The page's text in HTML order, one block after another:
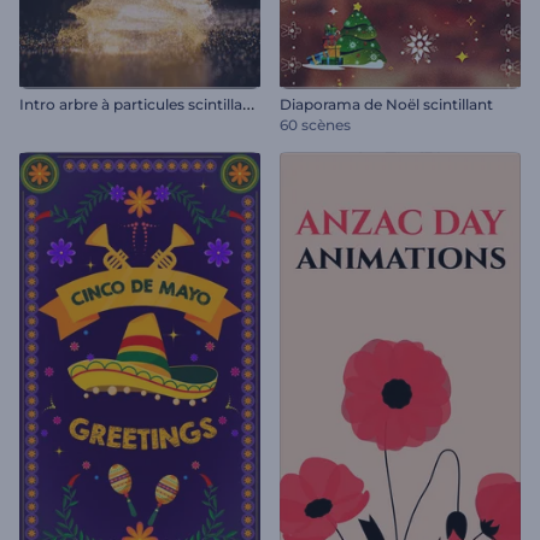
I
ntro arbre à particules scintillantes
Diaporama de Noël scintillant
60 scènes